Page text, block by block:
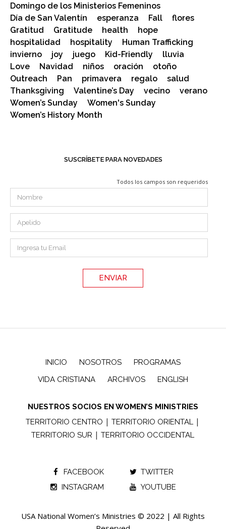
Domingo de los Ministerios Femeninos
Día de San Valentín
esperanza Fall
flores
Gratitud
Gratitude health
hope
hospitalidad
hospitality
Human Trafficking
invierno
joy juego Kid-Friendly
lluvia
Love
Navidad niños oración
otoño
Outreach
Pan primavera regalo
salud
Thanksgiving
Valentine’s Day vecino
verano
Women’s Sunday
Women's Sunday
Women’s History Month
SUSCRÍBETE PARA NOVEDADES
Todos los campos son requeridos
INICIO NOSOTROS
PROGRAMAS
VIDA CRISTIANA
ARCHIVOS ENGLISH
NUESTROS SOCIOS EN WOMEN’S MINISTRIES
TERRITORIO CENTRO |TERRITORIO ORIENTAL |
TERRITORIO SUR |TERRITORIO OCCIDENTAL
FACEBOOK
TWITTER
INSTAGRAM
YOUTUBE
USA National Women’s Ministries © 2022 | All Rights